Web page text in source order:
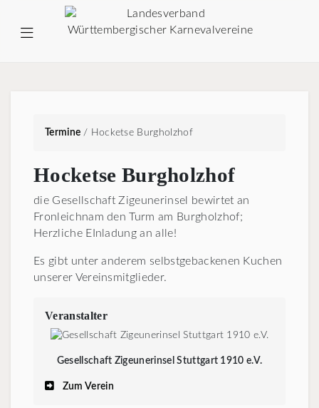
Termine / Hocketse Burgholzhof
Hocketse Burgholzhof
die Gesellschaft Zigeunerinsel bewirtet an
Fronleichnam den Turm am Burgholzhof;
Herzliche EInladung an alle!
Es gibt unter anderem selbstgebackenen Kuchen
unserer Vereinsmitglieder.
Veranstalter
Gesellschaft Zigeunerinsel Stuttgart 1910 e.V.
Zum Verein